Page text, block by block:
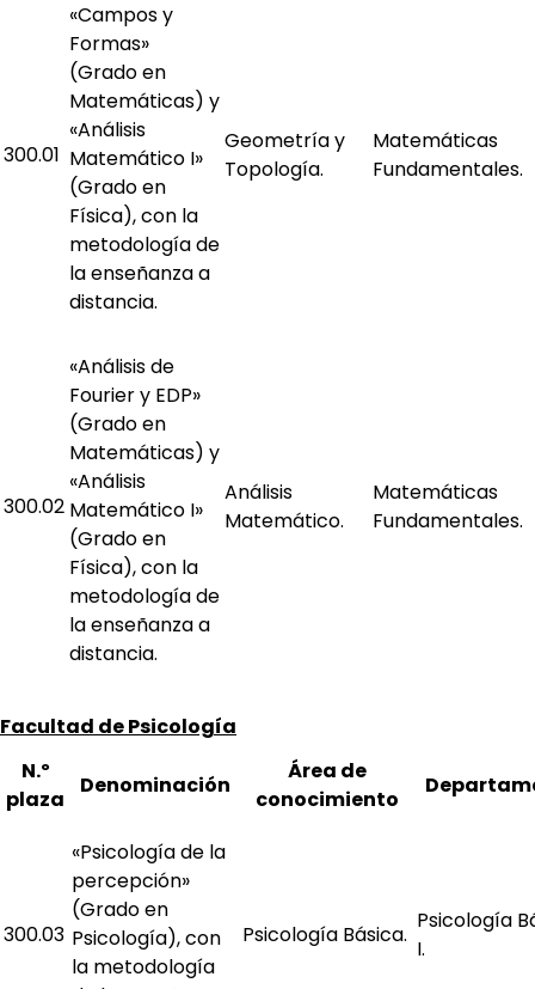
300.01
«Campos y
Formas»
(Grado en
Matemáticas) y
«Análisis
Matemático I»
(Grado en
Física), con la
metodología de
la enseñanza a
distancia.
Geometría y
Topología.
Matemáticas
Fundamentales.
300.02
«Análisis de
Fourier y EDP»
(Grado en
Matemáticas) y
«Análisis
Matemático I»
(Grado en
Física), con la
metodología de
la enseñanza a
distancia.
Análisis
Matemático.
Matemáticas
Fundamentales.
Facultad de Psicología
N.º
plaza
Denominación
Área de
conocimiento
300.03
«Psicología de la
percepción»
(Grado en
Psicología), con
la metodología
Psicología Básica.
Psicología
I.